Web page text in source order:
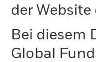
der
Bei diesem
Global